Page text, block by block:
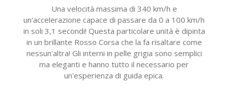
Una velocità massima di 340 km/h e
un'accelerazione capace di passare da 0 a 100 km/h
in soli 3,1 secondi! Questa particolare unità è dipinta
in un brillante Rosso Corsa che la fa risaltare come
nessun'altra! Gli interni in pelle grigia sono semplici
ma eleganti e hanno tutto il necessario per
un'esperienza di guida epica.